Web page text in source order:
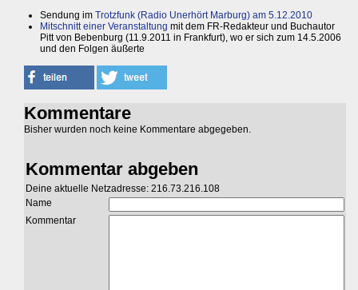
Sendung im Trotzfunk (Radio Unerhört Marburg) am 5.12.2010
Mitschnitt einer Veranstaltung mit dem FR-Redakteur und Buchautor
Pitt von Bebenburg (11.9.2011 in Frankfurt), wo er sich zum 14.5.2006
und den Folgen äußerte
Kommentare
Bisher wurden noch keine Kommentare abgegeben.
Kommentar abgeben
Deine aktuelle Netzadresse: 216.73.216.108
Name
Kommentar